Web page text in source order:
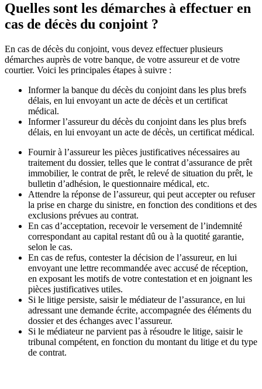
Quelles sont les démarches à effectuer en
cas de décès du conjoint ?
En cas de décès du conjoint, vous devez effectuer plusieurs
démarches auprès de votre banque, de votre assureur et de votre
courtier. Voici les principales étapes à suivre :
Informer la banque du décès du conjoint dans les plus brefs
délais, en lui envoyant un acte de décès et un certificat
médical.
Informer l’assureur du décès du conjoint dans les plus brefs
délais, en lui envoyant un acte de décès, un certificat médical.
Fournir à l’assureur les pièces justificatives nécessaires au
traitement du dossier, telles que le contrat d’assurance de prêt
immobilier, le contrat de prêt, le relevé de situation du prêt, le
bulletin d’adhésion, le questionnaire médical, etc.
Attendre la réponse de l’assureur, qui peut accepter ou refuser
la prise en charge du sinistre, en fonction des conditions et des
exclusions prévues au contrat.
En cas d’acceptation, recevoir le versement de l’indemnité
correspondant au capital restant dû ou à la quotité garantie,
selon le cas.
En cas de refus, contester la décision de l’assureur, en lui
envoyant une lettre recommandée avec accusé de réception,
en exposant les motifs de votre contestation et en joignant les
pièces justificatives utiles.
Si le litige persiste, saisir le médiateur de l’assurance, en lui
adressant une demande écrite, accompagnée des éléments du
dossier et des échanges avec l’assureur.
Si le médiateur ne parvient pas à résoudre le litige, saisir le
tribunal compétent, en fonction du montant du litige et du type
de contrat.